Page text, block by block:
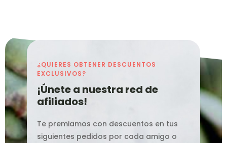
¿QUIERES OBTENER DESCUENTOS
EXCLUSIVOS?
¡Únete a nuestra red de
afiliados!
Te premiamos con descuentos en tus
siguientes pedidos por cada amigo o